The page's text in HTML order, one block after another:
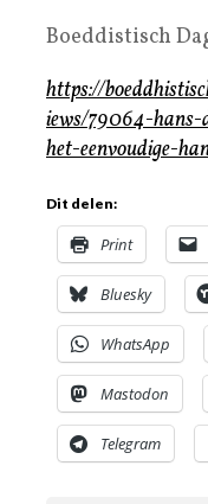
Boeddistisch
https://
iews/79064-hans-
het-eenvoudige-
Dit delen:
Print
Bluesky
WhatsApp
Mastodon
Telegram